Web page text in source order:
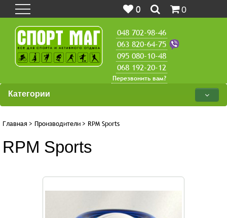
0 0
048 702-98-46
063 820-64-75
095 080-10-48
068 192-20-12
Перезвонить вам?
Категории
Главная > Производители > RPM Sports
RPM Sports